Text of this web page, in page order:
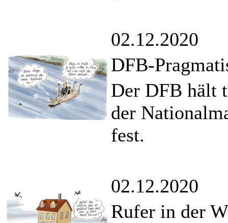
02.12.2020
DFB-
Der DFB hält
der
fest.
02.12.2020
Rufer in der